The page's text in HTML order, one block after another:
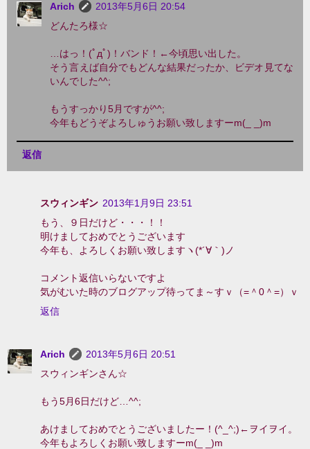
Arich
2013年5月6日 20:54
どんたろ様☆
…はっ！(ﾟдﾟ)！バンド！←今頃思い出した。
そう言えば自分でもどんな結果だったか、ビデオ見てな
いんでした^^;
もうすっかり5月ですが^^;
今年もどうぞよろしゅうお願い致しますーm(_ _)m
返信
スウィンギン 2013年1月9日 23:51
もう、９日だけど・・・！！
明けましておめでとうございます
今年も、よろしくお願い致しますヽ(*´∀｀)ノ
コメント返信いらないですよ
気がむいた時のブログアップ待ってま～すｖ（=＾0＾=）ｖ
返信
Arich
2013年5月6日 20:51
スウィンギンさん☆
もう5月6日だけど…^^;
あけましておめでとうございましたー！(^_^;)←ヲイヲイ。
今年もよろしくお願い致しますーm(_ _)m